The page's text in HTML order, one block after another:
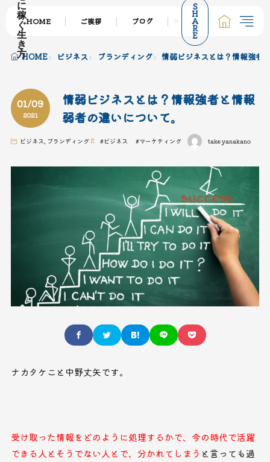
に
稼
ぐ
生
き
方
HOME ご挨拶 ブログ サービス一覧
S
H
A
R
E
HOME
ビジネス ブランディング 情弱ビジネスとは？情報強者
01/09
2021
情弱ビジネスとは？情報強者と情報
弱者の違いについて。
ビジネス, ブランディング #ビジネス #マーケティング takeyanakano
ナカタケこと中野丈矢です。
受け取った情報をどのように処理するかで、今の時代で活躍
できる人とそうでない人とで、分かれてしまう と言っても過